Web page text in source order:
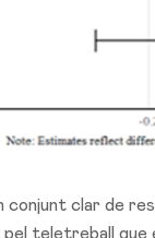
conjunt clar de
teletreball que